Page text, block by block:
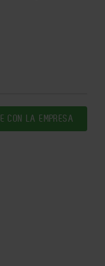
CON LA EMPRESA